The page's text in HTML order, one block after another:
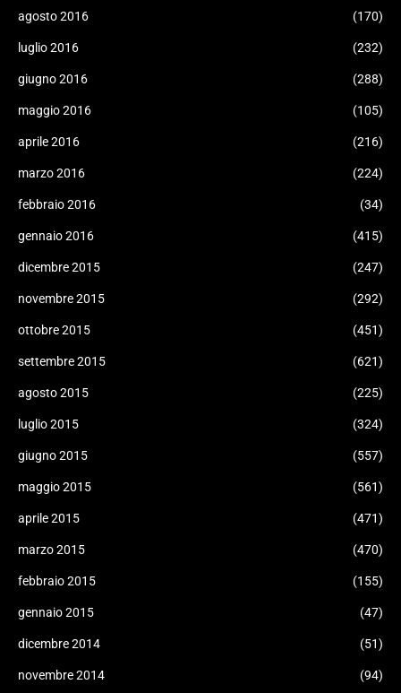
agosto 2016 (170)
luglio 2016 (232)
giugno 2016 (288)
maggio 2016 (105)
aprile 2016 (216)
marzo 2016 (224)
febbraio 2016 (34)
gennaio 2016 (415)
dicembre 2015 (247)
novembre 2015 (292)
ottobre 2015 (451)
settembre 2015 (621)
agosto 2015 (225)
luglio 2015 (324)
giugno 2015 (557)
maggio 2015 (561)
aprile 2015 (471)
marzo 2015 (470)
febbraio 2015 (155)
gennaio 2015 (47)
dicembre 2014 (51)
novembre 2014 (94)